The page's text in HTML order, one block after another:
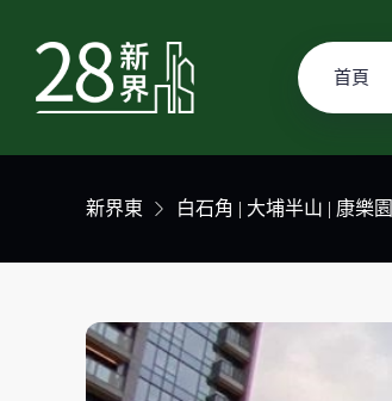
首頁
新界東 白石角 | 大埔半山 | 康樂園